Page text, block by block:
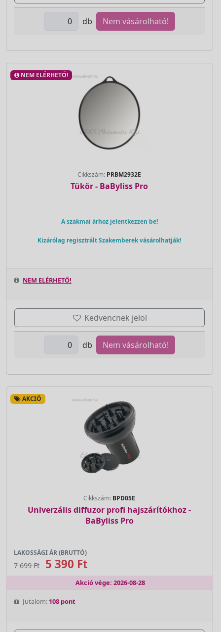
db Nem vásárolható!
NEM ELÉRHETŐ!
Cikkszám: PRBM2932E
Tükör - BaByliss Pro
A szakmai árhoz jelentkezzen be!
Kizárólag regisztrált Szakemberek vásárolhatják!
NEM ELÉRHETŐ!
Kedvencnek jelöl
db Nem vásárolható!
AKCIÓ
Cikkszám: BPD05E
Univerzális diffuzor profi hajszárítókhoz -
BaByliss Pro
LAKOSSÁGI ÁR (BRUTTÓ)
7 699 Ft 5 390 Ft
Akció vége: 2026-08-28
Jutalom: 108 pont